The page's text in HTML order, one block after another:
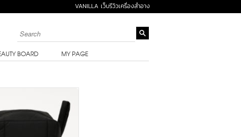
VANILLA เว็บรีวิวเครื่องสำอาง
BOARD MY PAGE